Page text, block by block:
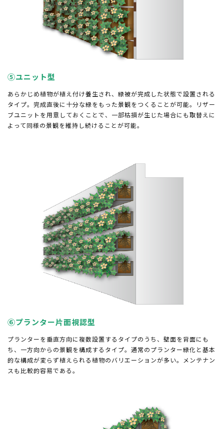
⑤ユニット型
あらかじめ植物が植え付け養生され、緑被が完成した状態で設置される
タイプ。完成直後に十分な緑をもった景観をつくることが可能。リザー
ブユニットを用意しておくことで、一部枯損が生じた場合にも取替えに
よって同様の景観を維持し続けることが可能。
⑥プランター片面視認型
プランターを垂直方向に複数設置するタイプのうち、壁面を背面にも
ち、一方向からの景観を構成するタイプ。通常のプランター緑化と基本
的な構成が変らず植えられる植物のバリエーションが多い。メンテナン
スも比較的容易である。